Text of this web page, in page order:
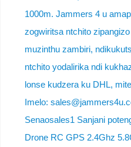
1000m. Jammers 4 u
zogwiritsa ntchito
muzinthu zambiri,
ntchito yodalirika ndi
lonse kudzera ku DHL,
Imelo:
Senaosales1 Sanjani
Drone RC GPS 2.4Ghz